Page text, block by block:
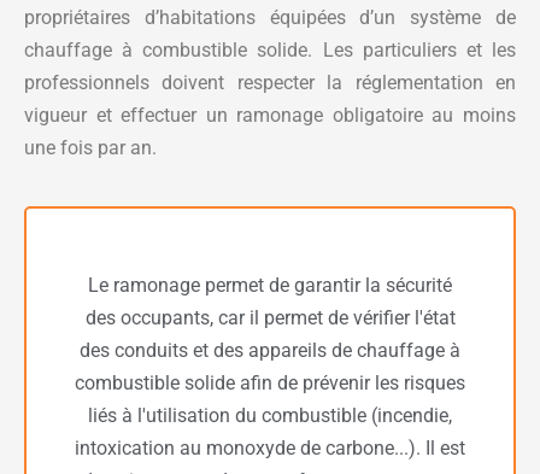
propriétaires d’habitations équipées d’un système de
chauffage à combustible solide. Les particuliers et les
professionnels doivent respecter la réglementation en
vigueur et effectuer un ramonage obligatoire au moins
une fois par an.
Le ramonage permet de garantir la sécurité
des occupants, car il permet de vérifier l'état
des conduits et des appareils de chauffage à
combustible solide afin de prévenir les risques
liés à l'utilisation du combustible (incendie,
intoxication au monoxyde de carbone...). Il est